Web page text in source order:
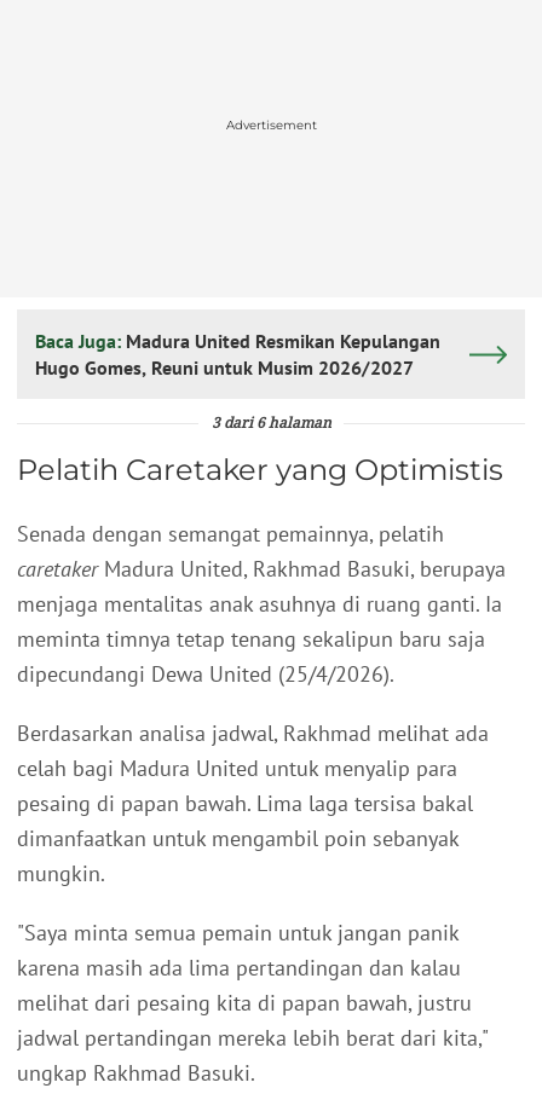
Advertisement
Baca Juga: Madura United Resmikan Kepulangan
Hugo Gomes, Reuni untuk Musim 2026/2027
3 dari 6 halaman
Pelatih Caretaker yang Optimistis
Senada dengan semangat pemainnya, pelatih
caretakerMadura United, Rakhmad Basuki, berupaya
menjaga mentalitas anak asuhnya di ruang ganti. Ia
meminta timnya tetap tenang sekalipun baru saja
dipecundangi Dewa United (25/4/2026).
Berdasarkan analisa jadwal, Rakhmad melihat ada
celah bagi Madura United untuk menyalip para
pesaing di papan bawah. Lima laga tersisa bakal
dimanfaatkan untuk mengambil poin sebanyak
mungkin.
"Saya minta semua pemain untuk jangan panik
karena masih ada lima pertandingan dan kalau
melihat dari pesaing kita di papan bawah, justru
jadwal pertandingan mereka lebih berat dari kita,"
ungkap Rakhmad Basuki.